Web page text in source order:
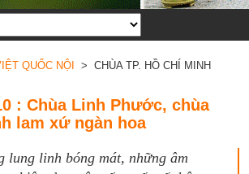
QUỐC NỘI > CHÙA TP. HỒ CHÍ MINH
: Chùa Linh Phước, chùa
lam xứ ngàn hoa
lung linh bóng mát, những âm